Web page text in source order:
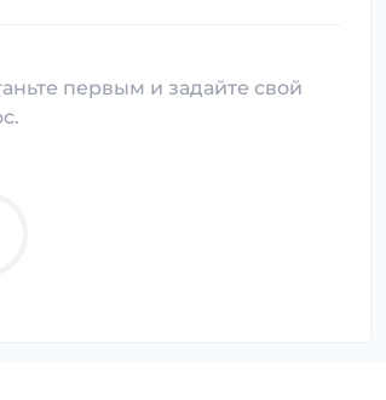
первым и задайте свой